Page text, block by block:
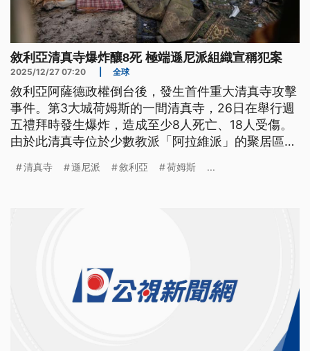
敘利亞清真寺爆炸釀8死 極端遜尼派組織宣稱犯案
2025/12/27 07:20 全球
敘利亞阿薩德政權倒台後，發生首件重大清真寺攻擊
事件。第3大城荷姆斯的一間清真寺，26日在舉行週
五禮拜時發生爆炸，造成至少8人死亡、18人受傷。
由於此清真寺位於少數教派「阿拉維派」的聚居區，
稱負責，也讓敘利亞的動盪局勢再度蒙上陰影。
清真寺 遜尼派 敘利亞 荷姆斯 ...